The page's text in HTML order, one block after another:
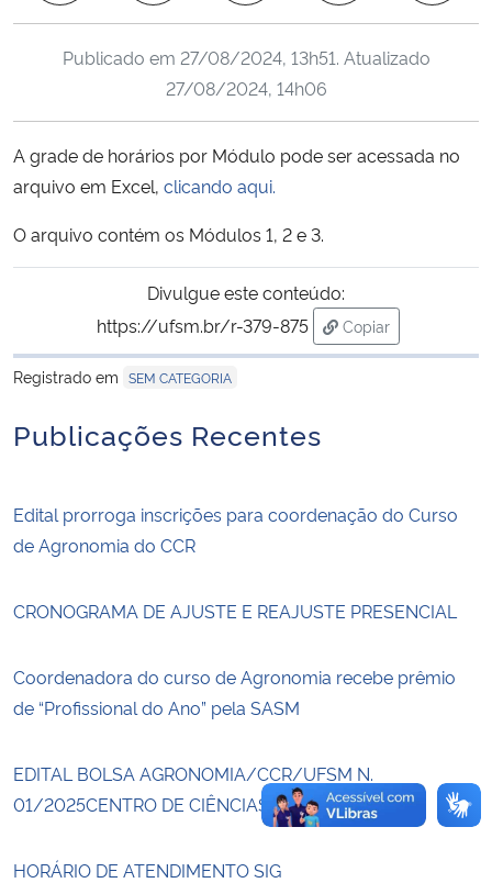
Ministério da Ciência, Tecnologia, Inovações e Comunicações
Ministério do Meio Ambiente
Ministério do Desenvolvimento Regional
Controladoria-Geral da União
Secretaria-Geral
Advocacia-Geral da União
Banco Central do Brasil
Publicado em 27/08/2024, 13h51. Atualizado
27/08/2024, 14h06
A grade de horários por Módulo pode ser acessada no
arquivo em Excel, clicando aqui.
O arquivo contém os Módulos 1, 2 e 3.
Divulgue este conteúdo:
https://ufsm.br/r-379-875
Copiar
para área de
Registrado em SEM CATEGORIA
Publicações Recentes
Edital prorroga inscrições para coordenação do Curso
de Agronomia do CCR
CRONOGRAMA DE AJUSTE E REAJUSTE PRESENCIAL
Coordenadora do curso de Agronomia recebe prêmio
de “Profissional do Ano” pela SASM
EDITAL BOLSA AGRONOMIA/CCR/UFSM N.
01/2025CENTRO DE CIÊNCIAS RURAIS
HORÁRIO DE ATENDIMENTO SIG